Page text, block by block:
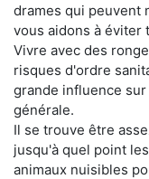
drames qui peuvent
vous aidons à éviter
Vivre avec des
risques d'ordre
grande influence
générale.
Il se trouve être
jusqu'à quel point
animaux nuisibles